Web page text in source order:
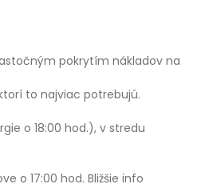
pokrytím nákladov na
to najviac potrebujú.
o 18:00 hod.), v stredu
o 17:00 hod. Bližšie info